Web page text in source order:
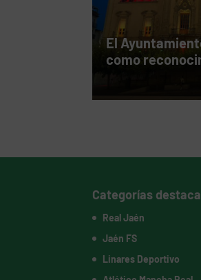
El
como
Categorías
Real Jaén
Jaén FS
Linares Deportivo